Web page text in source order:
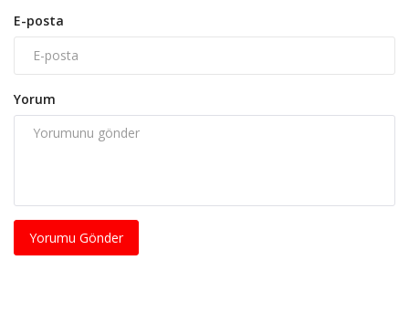
E-posta
Yorum
Yorumu Gönder